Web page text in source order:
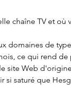
chaîne TV et où
domaines de
ce qui rend
site Web
si saturé que